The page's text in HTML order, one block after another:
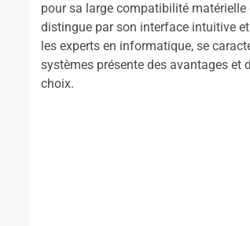
pour sa large compatibilité matérielle
distingue par son interface intuitive
les experts en informatique, se
systèmes présente des avantages
choix.